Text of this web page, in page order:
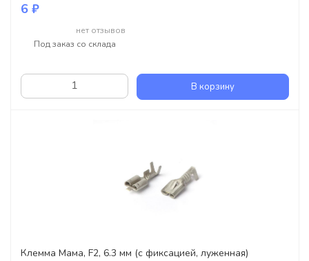
6 ₽
нет отзывов
Под заказ со склада
В корзину
Клемма Мама, F2, 6.3 мм (с фиксацией, луженная)